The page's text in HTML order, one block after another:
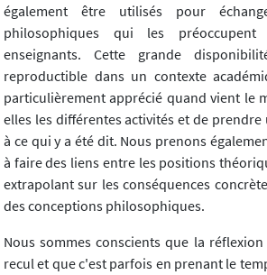
également être utilisés pour
philosophiques qui les
enseignants. Cette grande
reproductible dans un contexte
particulièrement apprécié quand vient le
elles les différentes activités et de prendre
à ce qui y a été dit. Nous prenons
à faire des liens entre les positions
extrapolant sur les conséquences
des conceptions philosophiques.
Nous sommes conscients que la
recul et que c'est parfois en prenant le